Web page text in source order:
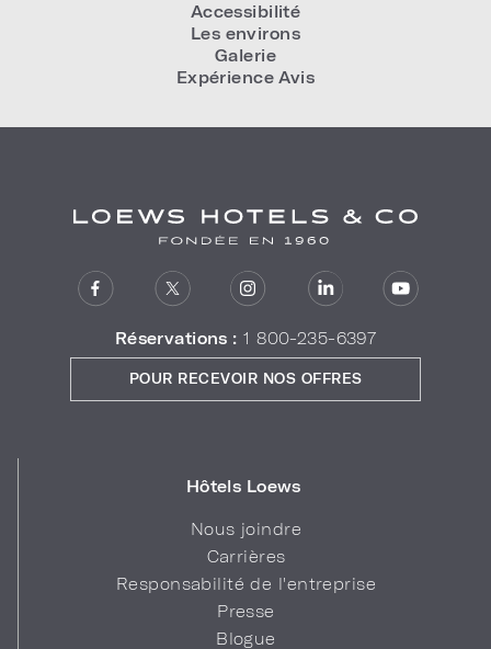
Accessibilité
Les environs
Galerie
Expérience Avis
Réservations : 1 800-235-6397
Hôtels Loews
Nous joindre
Carrières
Responsabilité de l'entreprise
Presse
Blogue
POUR RECEVOIR NOS OFFRES